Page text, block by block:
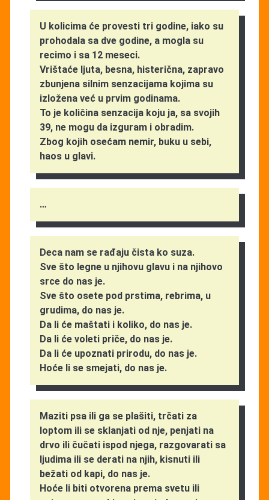
U kolicima će provesti tri godine, iako su
prohodala sa dve godine, a mogla su
recimo i sa 12 meseci.
Vrištaće ljuta, besna, histerična, zapravo
zbunjena silnim senzacijama kojima su
izložena već u prvim godinama.
To je količina senzacija koju ja, sa svojih
39, ne mogu da izguram i obradim.
Zbog kojih osećam nemir, buku u sebi,
haos u glavi.
…
Deca nam se rađaju čista ko suza.
Sve što legne u njihovu glavu i na njihovo
srce do nas je.
Sve što osete pod prstima, rebrima, u
grudima, do nas je.
Da li će maštati i koliko, do nas je.
Da li će voleti priče, do nas je.
Da li će upoznati prirodu, do nas je.
Hoće li se smejati, do nas je.
Maziti psa ili ga se plašiti, trčati za
loptom ili se sklanjati od nje, penjati na
drvo ili čučati ispod njega, razgovarati sa
ljudima ili se derati na njih, kisnuti ili
bežati od kapi, do nas je.
Hoće li biti otvorena prema svetu ili